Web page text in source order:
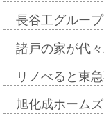
長谷工グルー
諸戸の家が代
リノべると東
旭化成ホーム